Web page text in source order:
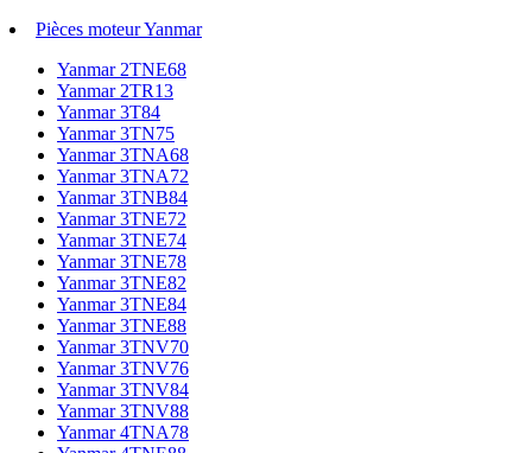
Pièces moteur Yanmar
Yanmar 2TNE68
Yanmar 2TR13
Yanmar 3T84
Yanmar 3TN75
Yanmar 3TNA68
Yanmar 3TNA72
Yanmar 3TNB84
Yanmar 3TNE72
Yanmar 3TNE74
Yanmar 3TNE78
Yanmar 3TNE82
Yanmar 3TNE84
Yanmar 3TNE88
Yanmar 3TNV70
Yanmar 3TNV76
Yanmar 3TNV84
Yanmar 3TNV88
Yanmar 4TNA78